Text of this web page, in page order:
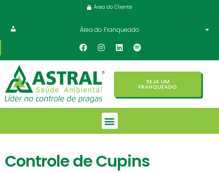
Área do Cliente
Área do Franqueado
SEJA UM
FRANQUEADO
Controle de Cupins